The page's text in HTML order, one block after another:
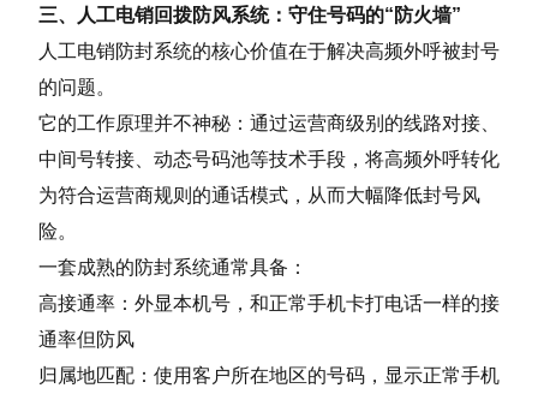
三、人工电销回拨防风系统：守住号码的“防火墙”
人工电销防封系统的核心价值在于解决高频外呼被封号
的问题。
它的工作原理并不神秘：通过运营商级别的线路对接、
中间号转接、动态号码池等技术手段，将高频外呼转化
为符合运营商规则的通话模式，从而大幅降低封号风
险。
一套成熟的防封系统通常具备：
高接通率：外显本机号，和正常手机卡打电话一样的接
通率但防风
归属地匹配：使用客户所在地区的号码，显示正常手机